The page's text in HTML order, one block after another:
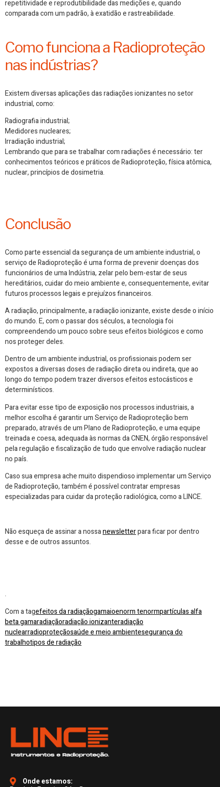
repetitividade e reprodutibilidade das medições e, quando
comparada com um padrão, à exatidão e rastreabilidade.
Como funciona a Radioproteção
nas indústrias?
Existem diversas aplicações das radiações ionizantes no setor
industrial, como:
Radiografia industrial;
Medidores nucleares;
Irradiação industrial;
Lembrando que para se trabalhar com radiações é necessário: ter
conhecimentos teóricos e práticos de Radioproteção, física atômica,
nuclear, princípios de dosimetria.
Conclusão
Como parte essencial da segurança de um ambiente industrial, o
serviço de Radioproteção é uma forma de prevenir doenças dos
funcionários de uma Indústria, zelar pelo bem-estar de seus
hereditários, cuidar do meio ambiente e, consequentemente, evitar
futuros processos legais e prejuízos financeiros.
A radiação, principalmente, a radiação ionizante, existe desde o início
do mundo. E, com o passar dos séculos, a tecnologia foi
compreendendo um pouco sobre seus efeitos biológicos e como
nos proteger deles.
Dentro de um ambiente industrial, os profissionais podem ser
expostos a diversas doses de radiação direta ou indireta, que ao
longo do tempo podem trazer diversos efeitos estocásticos e
determinísticos.
Para evitar esse tipo de exposição nos processos industriais, a
melhor escolha é garantir um Serviço de Radioproteção bem
preparado, através de um Plano de Radioproteção, e uma equipe
treinada e coesa, adequada às normas da CNEN, órgão responsável
pela regulação e fiscalização de tudo que envolve radiação nuclear
no país.
Caso sua empresa ache muito dispendioso implementar um Serviço
de Radioproteção, também é possível contratarempresas
especializadaspara cuidar da proteção radiológica, como a LINCE.
Não esqueça de assinar a nossanewsletterpara ficar por dentro
desse e de outros assuntos.
.
Com a tagefeitos da radiaçãogamaioenorm tenormpartículas alfa
beta gamaradiaçãoradiação ionizanteradiação
nuclearradioproteçãosaúde e meio ambientesegurança do
trabalhotipos de radiação
Onde estamos: